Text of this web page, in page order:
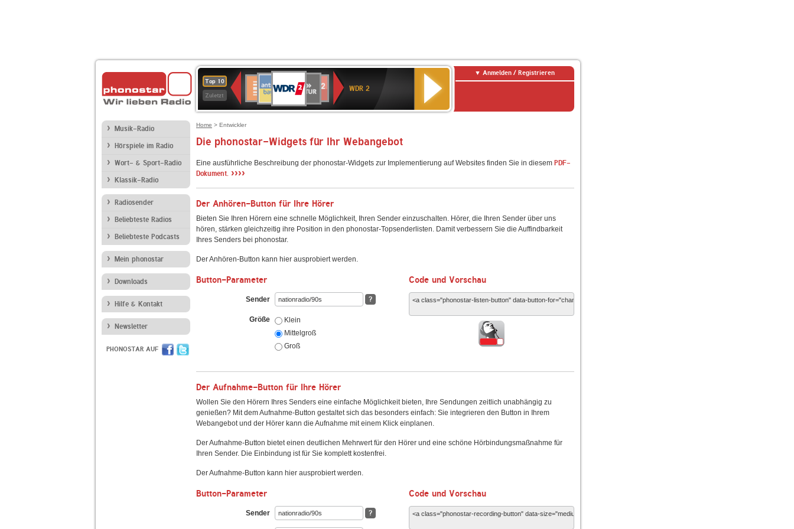
Top 10
Zuletzt
Deutschlandfunk
90er
OLDIE
ANTENNE
4
KLASSIK
Deutschlandfunk
KulturBAYERN
2
Kultur
NDR
2
WDR 2
Anmelden / Registrieren
Musik-Radio
Hörspiele im Radio
Wort- & Sport-Radio
Klassik-Radio
Radiosender
Beliebteste Radios
Beliebteste Podcasts
Mein phonostar
Downloads
Hilfe & Kontakt
Newsletter
PHONOSTAR AUF
Home > Entwickler
Die phonostar-Widgets für Ihr Webangebot
Eine ausführliche Beschreibung der phonostar-Widgets zur Implementierung auf Websites finden Sie in diesem PDF-
Dokument. ››››
Der Anhören-Button für Ihre Hörer
Bieten Sie Ihren Hörern eine schnelle Möglichkeit, Ihren Sender einzuschalten. Hörer, die Ihren Sender über uns
hören, stärken gleichzeitig ihre Position in den phonostar-Topsenderlisten. Damit verbessern Sie die Auffindbarkeit
Ihres Senders bei phonostar.
Der Anhören-Button kann hier ausprobiert werden.
Button-Parameter
Sender ?
Größe
Klein
Mittelgroß
Groß
Code und Vorschau
Der Aufnahme-Button für Ihre Hörer
Wollen Sie den Hörern Ihres Senders eine einfache Möglichkeit bieten, Ihre Sendungen zeitlich unabhängig zu
genießen? Mit dem Aufnahme-Button gestaltet sich das besonders einfach: Sie integrieren den Button in Ihrem
Webangebot und der Hörer kann die Aufnahme mit einem Klick einplanen.
Der Aufnahme-Button bietet einen deutlichen Mehrwert für den Hörer und eine schöne Hörbindungsmaßnahme für
Ihren Sender. Die Einbindung ist für Sie komplett kostenfrei.
Der Aufnahme-Button kann hier ausprobiert werden.
Button-Parameter
Sender ?
Code und Vorschau